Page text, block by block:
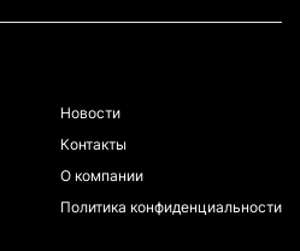
Новости
Контакты
О компании
Политика конфиденциальности